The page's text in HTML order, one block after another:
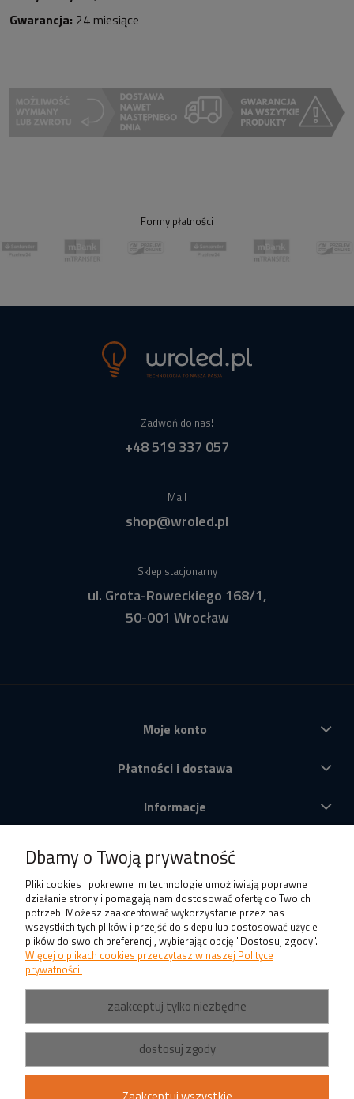
Gwarancja: 24 miesiące
Formy płatności
Zadwoń do nas!
+48 519 337 057
Mail
shop@wroled.pl
Sklep stacjonarny
ul. Grota-Roweckiego 168/1,
50-001 Wrocław
Moje konto
Płatności i dostawa
Informacje
Produkty
Dbamy o Twoją prywatność
Pliki cookies i pokrewne im technologie umożliwiają poprawne
działanie strony i pomagają nam dostosować ofertę do Twoich
potrzeb. Możesz zaakceptować wykorzystanie przez nas
wszystkich tych plików i przejść do sklepu lub dostosować użycie
plików do swoich preferencji, wybierając opcję "Dostosuj zgody".
Więcej o plikach cookies przeczytasz w naszej Polityce
prywatności.
zaakceptuj tylko niezbędne
dostosuj zgody